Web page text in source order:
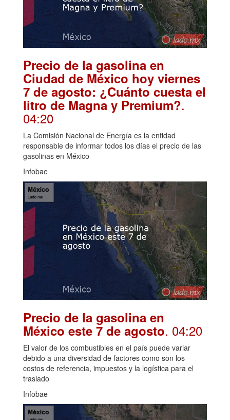
Precio de la gasolina en
Ciudad de México hoy viernes
7 de agosto: ¿Cuánto cuesta el
litro de Magna y Premium?.
04:20
La Comisión Nacional de Energía es la entidad
responsable de informar todos los días el precio de las
gasolinas en México
Infobae
Precio de la gasolina en
México este 7 de agosto. 04:20
El valor de los combustibles en el país puede variar
debido a una diversidad de factores como son los
costos de referencia, impuestos y la logística para el
traslado
Infobae